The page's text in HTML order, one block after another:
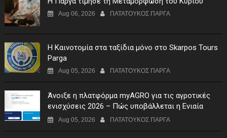
Aug 06, 2026 ΠΑΤΑΤΟΥΚΟΣ ΠΑΡΓΑ
Η Καινοτομία στα ταξίδια μόνο στο Skarpos Tours
Parga
Aug 05, 2026 ΠΑΤΑΤΟΥΚΟΣ ΠΑΡΓΑ
Άνοιξε η πλατφόρμα myAGRO για τις αγροτικές
ενισχύσεις 2026 – Πώς υποβάλλεται η Ενιαία
Αίτηση Ενίσχυσης
Aug 05, 2026 ΠΑΤΑΤΟΥΚΟΣ ΠΑΡΓΑ